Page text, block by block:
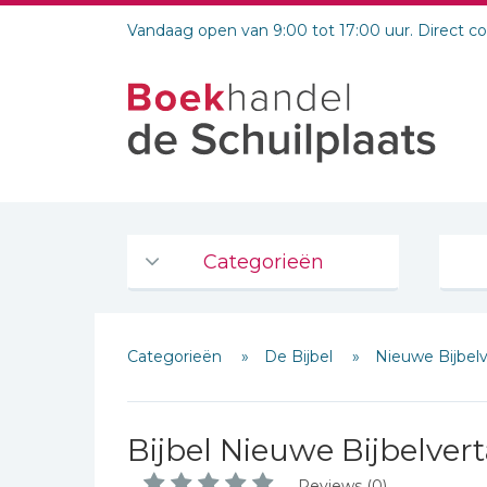
Vandaag open van 9:00 tot 17:00 uur. Direct
Categorieën
De Bijbel
Bijbelse Dagboeken 2026
Bijbelse dagboeken
Bijbelstudie groepen
Categorieën De Bijbel Nieuwe
Bijbel Nieuwe